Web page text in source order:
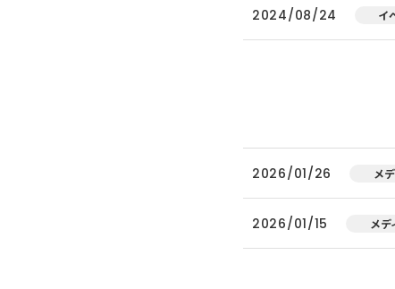
2024/08/24 イ
2026/01/26 メ
2026/01/15 メデ